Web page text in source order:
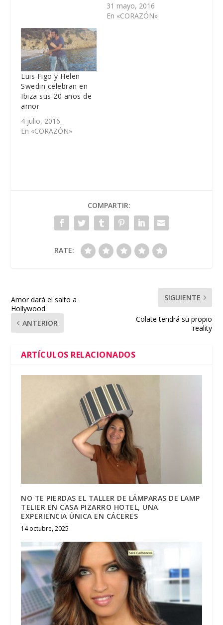
31 mayo, 2016
En «CORAZÓN»
Luis Figo y Helen
Swedin celebran en
Ibiza sus 20 años de
amor
4 julio, 2016
En «CORAZÓN»
COMPARTIR:
RATE:
Amor dará el salto a
Hollywood
ANTERIOR
SIGUIENTE
Colate tendrá su propio
reality
ARTÍCULOS RELACIONADOS
NO TE PIERDAS EL TALLER DE LÁMPARAS DE LAMP
TELIER EN CASA PIZARRO HOTEL, UNA
EXPERIENCIA ÚNICA EN CÁCERES
14 octubre, 2025